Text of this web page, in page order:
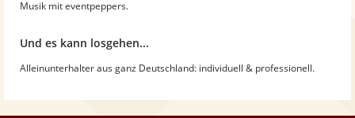
Musik mit eventpeppers.
Und es kann losgehen...
Alleinunterhalter aus ganz Deutschland: individuell & professionell.